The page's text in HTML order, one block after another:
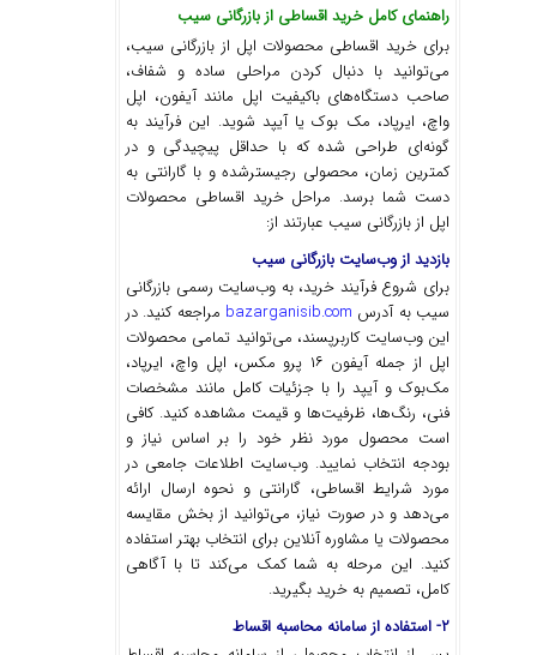
راهنمای کامل خرید اقساطی از بازرگانی سیب
برای خرید اقساطی محصولات اپل از بازرگانی سیب،
می‌توانید با دنبال کردن مراحلی ساده و شفاف،
صاحب دستگاه‌های باکیفیت اپل مانند آیفون، اپل
واچ، ایرپاد، مک بوک یا آیپد شوید. این فرآیند به
گونه‌ای طراحی شده که با حداقل پیچیدگی و در
کمترین زمان، محصولی رجیسترشده و با گارانتی به
دست شما برسد. مراحل خرید اقساطی محصولات
اپل از بازرگانی سیب عبارتند از:
بازدید از وب‌سایت بازرگانی سیب
برای شروع فرآیند خرید، به وب‌سایت رسمی بازرگانی
سیب به آدرس bazarganisib.com مراجعه کنید. در
این وب‌سایت کاربرپسند، می‌توانید تمامی محصولات
اپل از جمله آیفون ۱۶ پرو مکس، اپل واچ، ایرپاد،
مک‌بوک و آیپد را با جزئیات کامل مانند مشخصات
فنی، رنگ‌ها، ظرفیت‌ها و قیمت مشاهده کنید. کافی
است محصول مورد نظر خود را بر اساس نیاز و
بودجه انتخاب نمایید. وب‌سایت اطلاعات جامعی در
مورد شرایط اقساطی، گارانتی و نحوه ارسال ارائه
می‌دهد و در صورت نیاز، می‌توانید از بخش مقایسه
محصولات یا مشاوره آنلاین برای انتخاب بهتر استفاده
کنید. این مرحله به شما کمک می‌کند تا با آگاهی
کامل، تصمیم به خرید بگیرید.
۲- استفاده از سامانه محاسبه اقساط